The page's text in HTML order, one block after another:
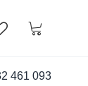
zelja
Korpa
461 093